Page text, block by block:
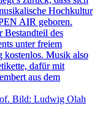
Hochkultur
AIR geboren.
Bestandteil des
unter freiem
Musik also
dafür mit
aus dem